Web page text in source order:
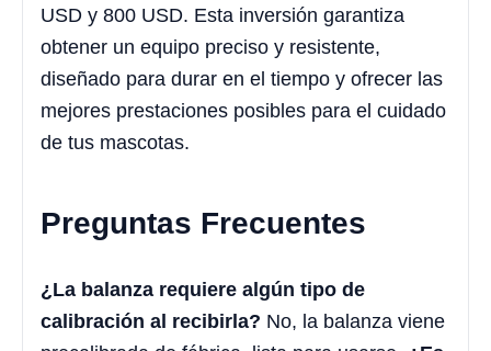
USD y 800 USD. Esta inversión garantiza
obtener un equipo preciso y resistente,
diseñado para durar en el tiempo y ofrecer las
mejores prestaciones posibles para el cuidado
de tus mascotas.
Preguntas Frecuentes
¿La balanza requiere algún tipo de
calibración al recibirla? No, la balanza viene